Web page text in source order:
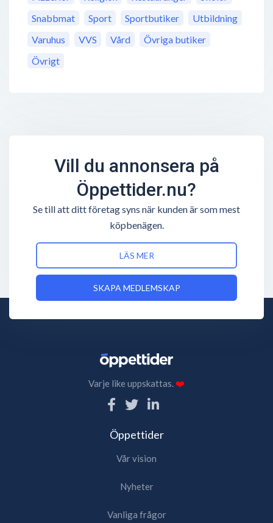
Snabbmat
Sport Sportbutiker
Utbildning
Varuhus
VVS Vård
Övriga butiker
Övrigt
Vill du annonsera på
Öppettider.nu?
Se till att ditt företag syns när kunden är som mest
köpbenägen.
LÄS MER
SKAPA MEDLEMSKAP
Varje like uppskattas.❤️
Öppettider
Vår vision
Nyheter
Vanliga frågor